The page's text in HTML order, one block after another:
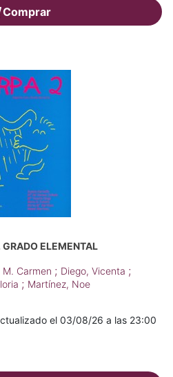
Comprar
GRADO ELEMENTAL
M. Carmen ; Diego, Vicenta ;
; Martínez, Noe
el 03/08/26 a las 23:00